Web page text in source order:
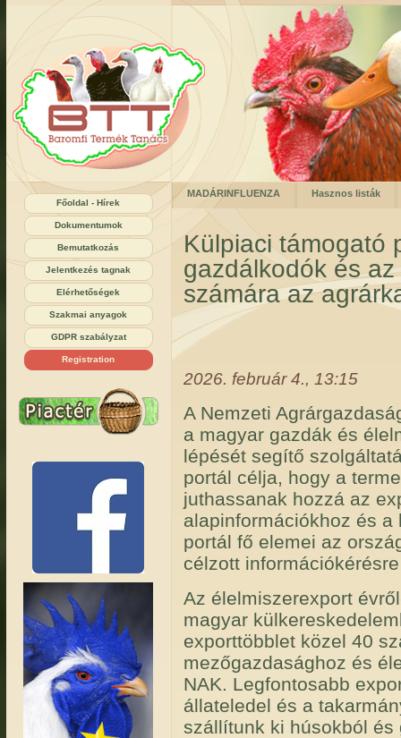
Főoldal - Hírek
Dokumentumok
Bemutatkozás
Jelentkezés tagnak
Elérhetőségek
Szakmai anyagok
GDPR szabályzat
Registration
MADÁRINFLUENZA Hasznos listák
Külpiaci támogató
gazdálkodók és
számára az
2026. február 4., 13:15
A Nemzeti
a magyar gazdák és
lépését segítő
portál célja, hogy a
juthassanak hozzá az
alapinformációkhoz és
portál fő elemei az
célzott
Az élelmiszerexport
magyar
exporttöbblet közel 40
mezőgazdasághoz és
NAK. Legfontosabb
állateledel és a
szállítunk ki húsokból és